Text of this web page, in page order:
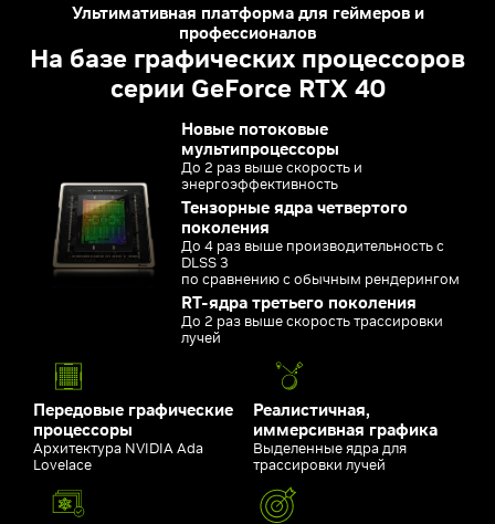
Ультимативная платформа для геймеров и
профессионалов
На базе графических процессоров
серии GeForce RTX 40
Новые потоковые
мультипроцессоры
До 2 раз выше скорость и
энергоэффективность
Тензорные ядра четвертого
поколения
До 4 раз выше производительность с
DLSS 3
по сравнению с обычным рендерингом
RT-ядра третьего поколения
До 2 раз выше скорость трассировки
лучей
Передовые графические
процессоры
Архитектура NVIDIA Ada
Lovelace
Реалистичная,
иммерсивная графика
Выделенные ядра для
трассировки лучей